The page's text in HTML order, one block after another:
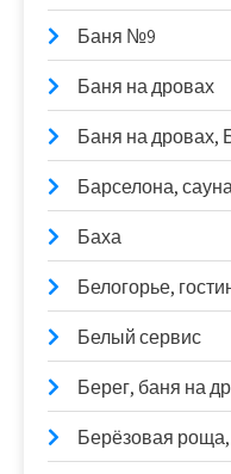
Баня №9
Баня на дровах
Баня на дровах,
Барселона,
Баха
Белогорье,
Белый сервис
Берег, баня на
Берёзовая